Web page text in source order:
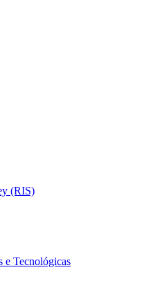
(RIS)
e Tecnológicas